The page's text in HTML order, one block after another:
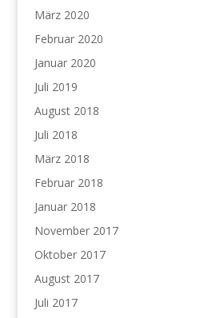
März 2020
Februar 2020
Januar 2020
Juli 2019
August 2018
Juli 2018
März 2018
Februar 2018
Januar 2018
November 2017
Oktober 2017
August 2017
Juli 2017